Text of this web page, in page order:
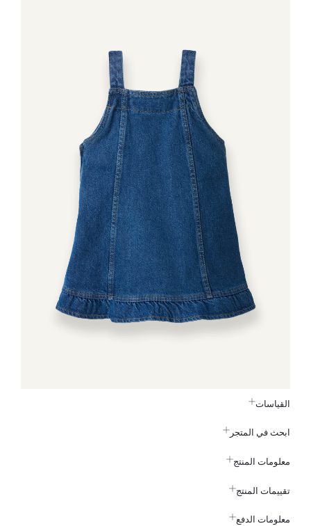
القياسات
ابحث في المتجر
معلومات المنتج
تقييمات المنتج
معلومات الدفع